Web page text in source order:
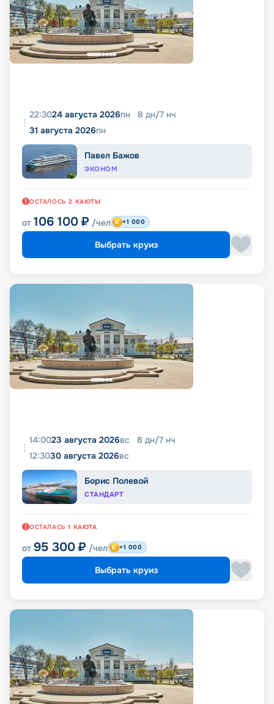
22:3024 августа 2026пн 8 дн/7 нч
31 августа 2026пн
Павел Бажов
ЭКОНОМ
ОСТАЛОСЬ 2 КАЮТЫ
от 106 100 ₽ /чел +1 000
Выбрать круиз
14:0023 августа 2026вс 8 дн/7 нч
12:3030 августа 2026вс
Борис Полевой
СТАНДАРТ
ОСТАЛАСЬ 1 КАЮТА
от 95 300 ₽ /чел +1 000
Выбрать круиз